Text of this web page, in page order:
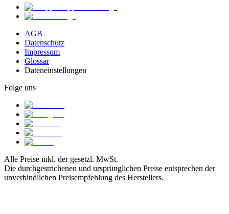
AGB
Datenschutz
Impressum
Glossar
Dateneinstellungen
Folge uns
Alle Preise inkl. der gesetzl. MwSt.
Die durchgestrichenen und ursprünglichen Preise entsprechen der
unverbindlichen Preisempfehlung des Herstellers.